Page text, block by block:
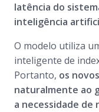
latência do
inteligência
O modelo utiliza
inteligente de
Portanto, os
naturalmente ao
a necessidade